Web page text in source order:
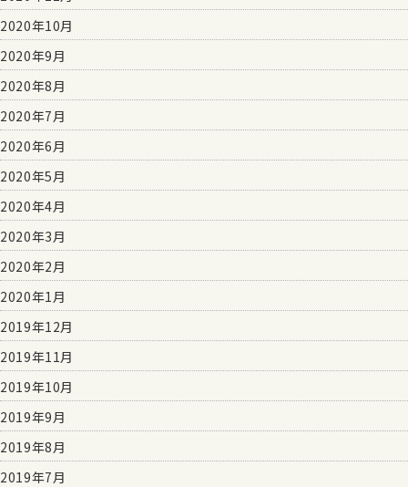
2020年10月
2020年9月
2020年8月
2020年7月
2020年6月
2020年5月
2020年4月
2020年3月
2020年2月
2020年1月
2019年12月
2019年11月
2019年10月
2019年9月
2019年8月
2019年7月